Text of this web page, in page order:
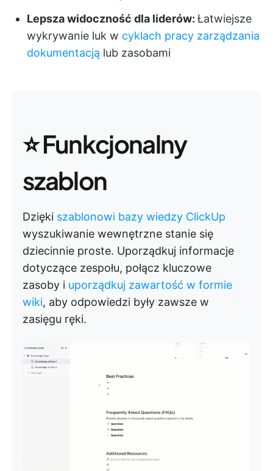
Lepsza widoczność dla liderów: Łatwiejsze
wykrywanie luk w cyklach pracy zarządzania
dokumentacją lub zasobami
⭐ Funkcjonalny
szablon
Dzięki szablonowi bazy wiedzy ClickUp
wyszukiwanie wewnętrzne stanie się
dziecinnie proste. Uporządkuj informacje
dotyczące zespołu, połącz kluczowe
zasoby i uporządkuj zawartość w formie
wiki, aby odpowiedzi były zawsze w
zasięgu ręki.